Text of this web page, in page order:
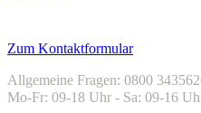
Zum Kontaktformular
Allgemeine Fragen: 0800
Mo-Fr: 09-18 Uhr - Sa: 09-16